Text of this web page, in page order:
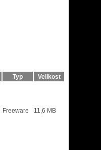
Typ
Velikost
Freeware 11,6 MB